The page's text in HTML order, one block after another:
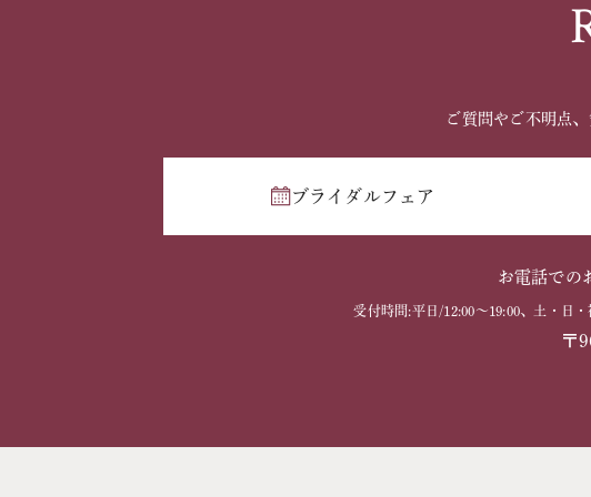
ご質問やご不明点
ブライダルフェア
お電話での
受付時間:平日/12:00～19:00、土・日
〒